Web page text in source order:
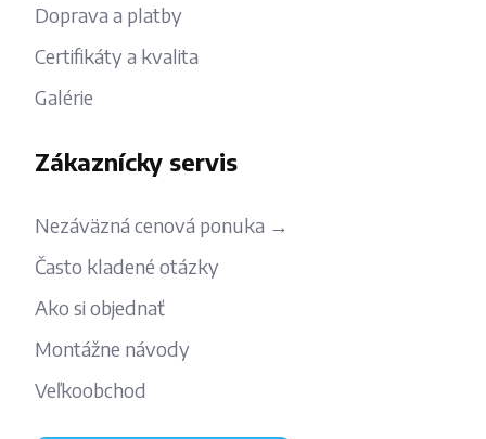
Doprava a platby
Certifikáty a kvalita
Galérie
Zákaznícky servis
Nezáväzná cenová ponuka →
Často kladené otázky
Ako si objednať
Montážne návody
Veľkoobchod